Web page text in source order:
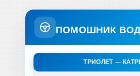
ПОМОШНИК
ТРИОЛЕТ —